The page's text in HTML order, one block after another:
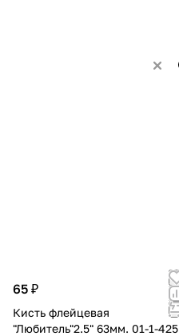
65 ₽
Кисть флейцевая
"Любитель"2.5" 63мм. 01-1-425